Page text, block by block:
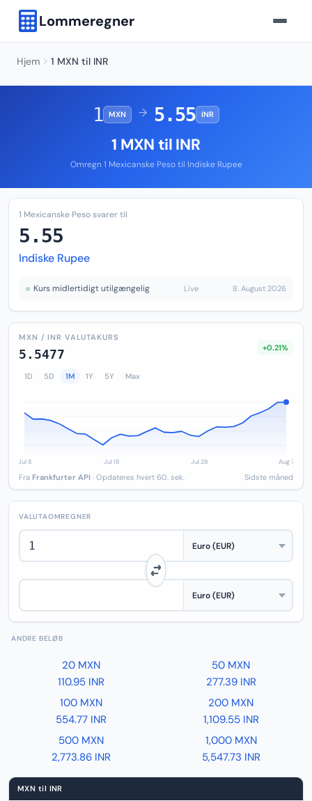
Lommeregner
Hjem 1 MXN til INR
1 MXN → 5.55 INR
1 MXN til INR
Omregn 1 Mexicanske Peso til Indiske Rupee
1 Mexicanske Peso svarer til
5.55
Indiske Rupee
Kurs midlertidigt utilgængelig Live 8. August 2026
MXN / INR VALUTAKURS
5.5477 +0.21%
1D 5D 1M 1Y 5Y Max
Fra Frankfurter API · Opdateres hvert 60. sek. Sidste måned
VALUTAOMREGNER
ANDRE BELØB
20 MXN
110.95 INR
50 MXN
277.39 INR
100 MXN
554.77 INR
200 MXN
1,109.55 INR
500 MXN
2,773.86 INR
1,000 MXN
5,547.73 INR
MXN til INR